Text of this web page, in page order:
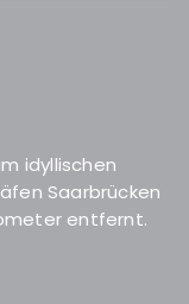
idyllischen
Saarbrücken
entfernt.